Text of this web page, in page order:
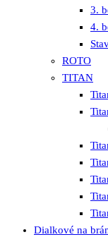
3.
4.
ROTO
TITAN
Dialkové na